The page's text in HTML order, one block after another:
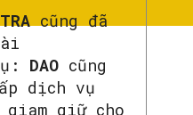
cũng đã
DAO cũng
dịch vụ
giam giữ cho